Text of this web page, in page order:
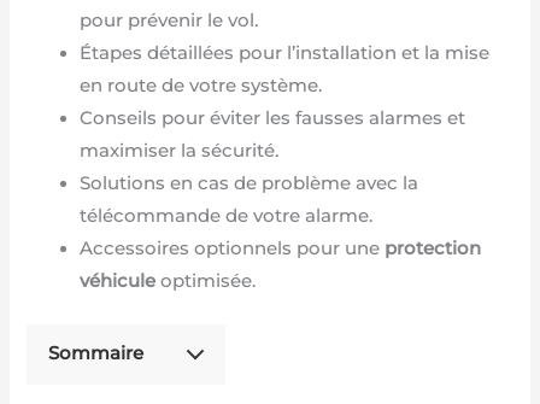
pour prévenir le vol.
Étapes détaillées pour l’installation et la mise
en route de votre système.
Conseils pour éviter les fausses alarmes et
maximiser la sécurité.
Solutions en cas de problème avec la
télécommande de votre alarme.
Accessoires optionnels pour une protection
véhicule optimisée.
Sommaire